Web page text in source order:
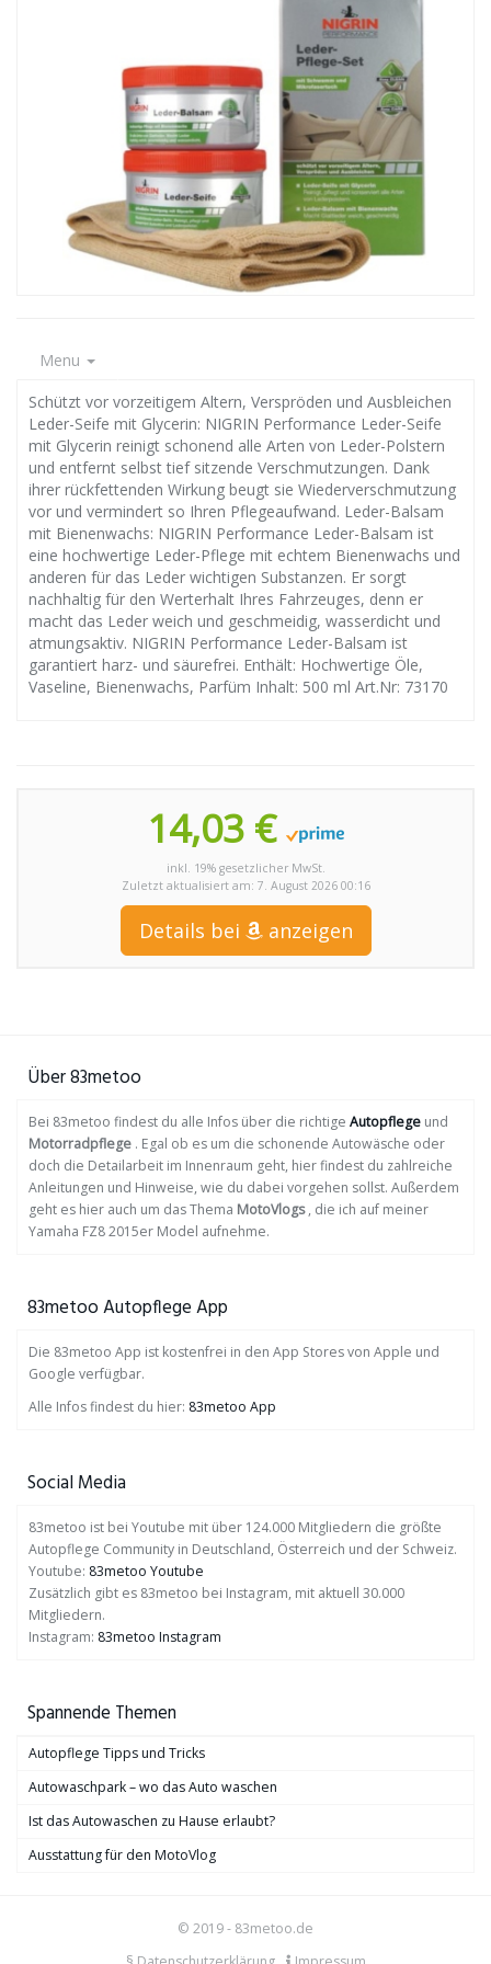
Menu
Schützt vor vorzeitigem Altern, Verspröden und Ausbleichen
Leder-Seife mit Glycerin: NIGRIN Performance Leder-Seife
mit Glycerin reinigt schonend alle Arten von Leder-Polstern
und entfernt selbst tief sitzende Verschmutzungen. Dank
ihrer rückfettenden Wirkung beugt sie Wiederverschmutzung
vor und vermindert so Ihren Pflegeaufwand. Leder-Balsam
mit Bienenwachs: NIGRIN Performance Leder-Balsam ist
eine hochwertige Leder-Pflege mit echtem Bienenwachs und
anderen für das Leder wichtigen Substanzen. Er sorgt
nachhaltig für den Werterhalt Ihres Fahrzeuges, denn er
macht das Leder weich und geschmeidig, wasserdicht und
atmungsaktiv. NIGRIN Performance Leder-Balsam ist
garantiert harz- und säurefrei. Enthält: Hochwertige Öle,
Vaseline, Bienenwachs, Parfüm Inhalt: 500 ml Art.Nr: 73170
14,03 €
inkl. 19% gesetzlicher MwSt.
Zuletzt aktualisiert am: 7. August 2026 00:16
Details bei anzeigen
Über 83metoo
Bei 83metoo findest du alle Infos über die richtige Autopflege und
Motorradpflege . Egal ob es um die schonende Autowäsche oder
doch die Detailarbeit im Innenraum geht, hier findest du zahlreiche
Anleitungen und Hinweise, wie du dabei vorgehen sollst. Außerdem
geht es hier auch um das Thema MotoVlogs, die ich auf meiner
Yamaha FZ8 2015er Model aufnehme.
83metoo Autopflege App
Die 83metoo App ist kostenfrei in den App Stores von Apple und
Google verfügbar.
Alle Infos findest du hier: 83metoo App
Social Media
83metoo ist bei Youtube mit über 124.000 Mitgliedern die größte
Autopflege Community in Deutschland, Österreich und der Schweiz.
Youtube: 83metoo Youtube
Zusätzlich gibt es 83metoo bei Instagram, mit aktuell 30.000
Mitgliedern.
Instagram: 83metoo Instagram
Spannende Themen
Autopflege Tipps und Tricks
Autowaschpark – wo das Auto waschen
Ist das Autowaschen zu Hause erlaubt?
Ausstattung für den MotoVlog
© 2019 - 83metoo.de